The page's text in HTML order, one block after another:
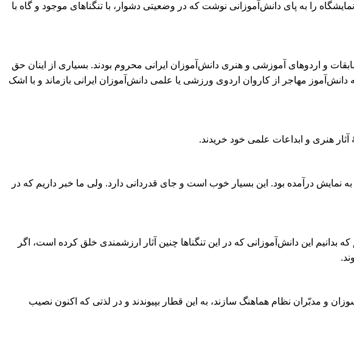
را به پای دانش‌آموزانی نوشت که در وضعیتی دشوار، با تنگناهای موجود و گاه با
و اردوهای آموزشی و هنری دانش‌آموزان ایرانی محروم بودند. بسیاری از اینان حق
مهاجر از کاروان اردوی ورزشی یا علمی دانش‌آموزان ایرانی بازماند و با اشک
آثار هنری و ابداعات علمی خود خریدند.
نمایش درآمده بود. این بسیار خوب است و جای قدردانی دارد. ولی ما خبر داریم که در
این دانش‌آموزانی که در این تنگناها چنین آثار ارزشمندی خلق کرده است، اگر
و مدبّران نظام هماهنگ سازند، به این قطار بپیوندند و در لذتی که اکنون نصیب